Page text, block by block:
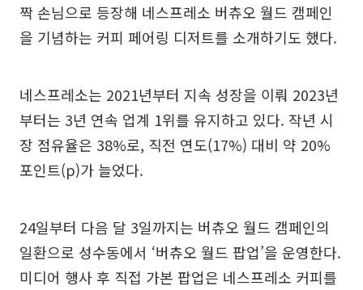
짝 손님으로 등장해 네스프레소 버츄오 월드 캠페인
을 기념하는 커피 페어링 디저트를 소개하기도 했다.
네스프레소는 2021년부터 지속 성장을 이뤄 2023년
부터는 3년 연속 업계 1위를 유지하고 있다. 작년 시
장 점유율은 38%로, 직전 연도(17%) 대비 약 20%
포인트(p)가 늘었다.
24일부터 다음 달 3일까지는 버츄오 월드 캠페인의
일환으로 성수동에서 ‘버츄오 월드 팝업’을 운영한다.
미디어 행사 후 직접 가본 팝업은 네스프레소 커피를